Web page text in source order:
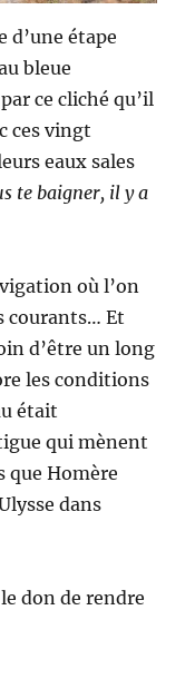
d’une étape
bleue
ce cliché qu’il
ces vingt
eaux sales
te baigner, il y a
où l’on
courants… Et
d’être un long
les conditions
était
qui mènent
que Homère
dans
don de rendre